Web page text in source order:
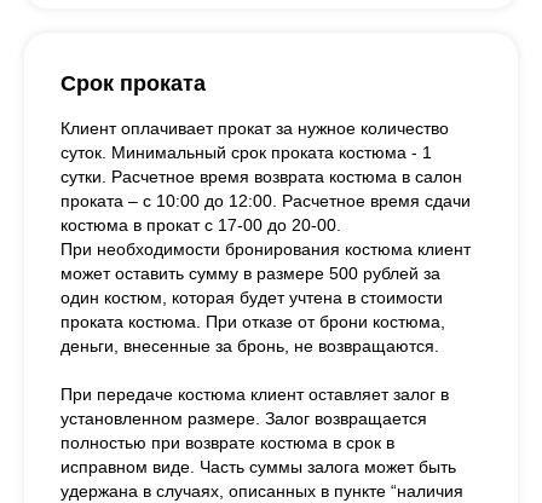
Срок проката
Клиент оплачивает прокат за нужное количество
суток. Минимальный срок проката костюма - 1
сутки. Расчетное время возврата костюма в салон
проката – с 10:00 до 12:00. Расчетное время сдачи
костюма в прокат с 17-00 до 20-00.
При необходимости бронирования костюма клиент
может оставить сумму в размере 500 рублей за
один костюм, которая будет учтена в стоимости
проката костюма. При отказе от брони костюма,
деньги, внесенные за бронь, не возвращаются.
При передаче костюма клиент оставляет залог в
установленном размере. Залог возвращается
полностью при возврате костюма в срок в
исправном виде. Часть суммы залога может быть
удержана в случаях, описанных в пункте “наличия